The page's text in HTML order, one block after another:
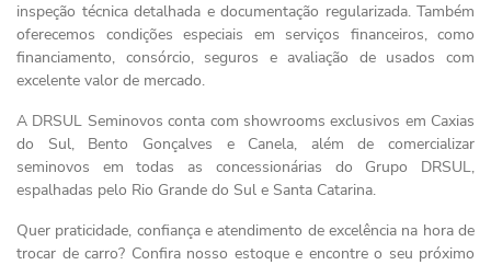
inspeção técnica detalhada e documentação regularizada. Também
oferecemos condições especiais em serviços financeiros, como
financiamento, consórcio, seguros e avaliação de usados com
excelente valor de mercado.
A DRSUL Seminovos conta com showrooms exclusivos em Caxias
do Sul, Bento Gonçalves e Canela, além de comercializar
seminovos em todas as concessionárias do Grupo DRSUL,
espalhadas pelo Rio Grande do Sul e Santa Catarina.
Quer praticidade, confiança e atendimento de excelência na hora de
trocar de carro? Confira nosso estoque e encontre o seu próximo